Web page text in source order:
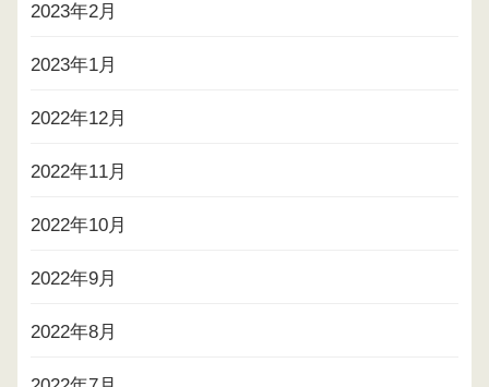
2023年2月
2023年1月
2022年12月
2022年11月
2022年10月
2022年9月
2022年8月